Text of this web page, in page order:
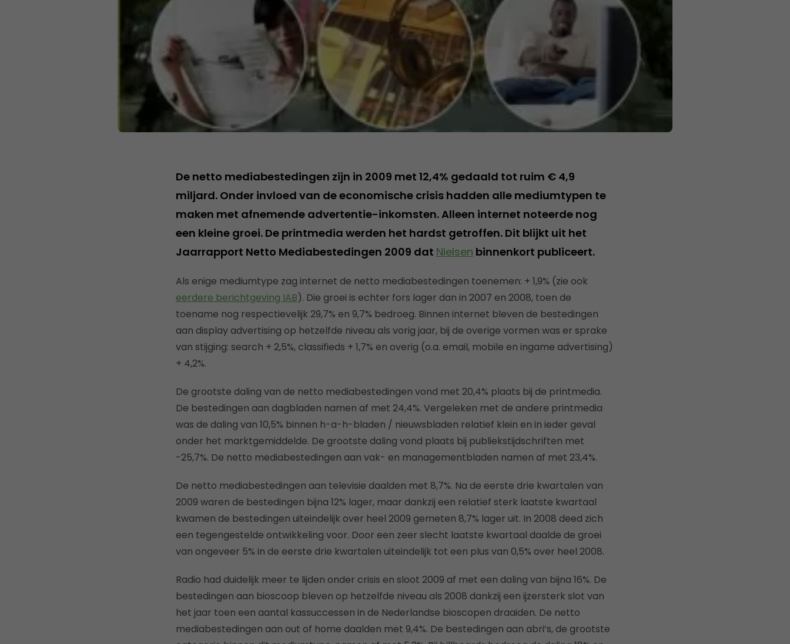
De netto mediabestedingen zijn in 2009 met 12,4% gedaald tot ruim € 4,9
miljard. Onder invloed van de economische crisis hadden alle mediumtypen te
maken met afnemende advertentie-inkomsten. Alleen internet noteerde nog
een kleine groei. De printmedia werden het hardst getroffen. Dit blijkt uit het
Jaarrapport Netto Mediabestedingen 2009 dat Nielsen binnenkort publiceert.
Als enige mediumtype zag internet de netto mediabestedingen toenemen: + 1,9% (zie ook
eerdere berichtgeving IAB). Die groei is echter fors lager dan in 2007 en 2008, toen de
toename nog respectievelijk 29,7% en 9,7% bedroeg. Binnen internet bleven de bestedingen
aan display advertising op hetzelfde niveau als vorig jaar, bij de overige vormen was er sprake
van stijging: search + 2,5%, classifieds + 1,7% en overig (o.a. email, mobile en ingame advertising)
+ 4,2%.
De grootste daling van de netto mediabestedingen vond met 20,4% plaats bij de printmedia.
De bestedingen aan dagbladen namen af met 24,4%. Vergeleken met de andere printmedia
was de daling van 10,5% binnen h-a-h-bladen / nieuwsbladen relatief klein en in ieder geval
onder het marktgemiddelde. De grootste daling vond plaats bij publiekstijdschriften met
-25,7%. De netto mediabestedingen aan vak- en managementbladen namen af met 23,4%.
De netto mediabestedingen aan televisie daalden met 8,7%. Na de eerste drie kwartalen van
2009 waren de bestedingen bijna 12% lager, maar dankzij een relatief sterk laatste kwartaal
kwamen de bestedingen uiteindelijk over heel 2009 gemeten 8,7% lager uit. In 2008 deed zich
een tegengestelde ontwikkeling voor. Door een zeer slecht laatste kwartaal daalde de groei
van ongeveer 5% in de eerste drie kwartalen uiteindelijk tot een plus van 0,5% over heel 2008.
Radio had duidelijk meer te lijden onder crisis en sloot 2009 af met een daling van bijna 16%. De
bestedingen aan bioscoop bleven op hetzelfde niveau als 2008 dankzij een ijzersterk slot van
het jaar toen een aantal kassuccessen in de Nederlandse bioscopen draaiden. De netto
mediabestedingen aan out of home daalden met 9,4%. De bestedingen aan abri’s, de grootste